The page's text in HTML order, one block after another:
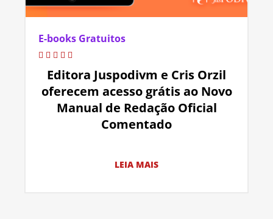
E-books Gratuitos
Editora Juspodivm e Cris Orzil
oferecem acesso grátis ao Novo
Manual de Redação Oficial
Comentado
LEIA MAIS